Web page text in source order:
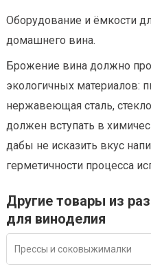
Оборудование и ёмкости
домашнего вина.
Брожение вина должно
экологичных материалов:
нержавеющая сталь,
должен вступать в
дабы не исказить вкус
герметичности процесса
Другие товары из
для виноделия
Прессы и соковыжималки